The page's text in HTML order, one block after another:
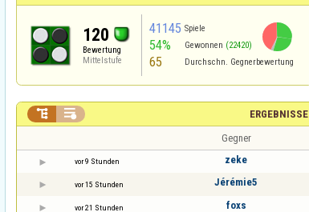
120
Bewertung
Mittelstufe
41145 Spiele
54% Gewonnen (22420)
65 Durchschn. Gegnerbewertung
ERGEBNISSE
 
Gegner
vor 9 Stunden zeke
vor 15 Stunden Jérémie5
vor 21 Stunden foxs